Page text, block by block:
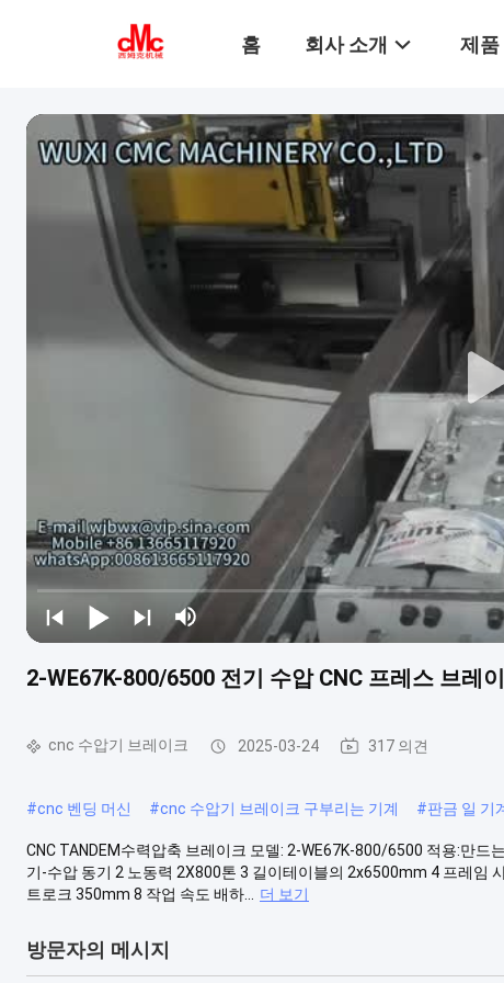
홈 회사 소개 제품
2-WE67K-800/6500 전기 수압 CNC 프레스 브레
cnc 수압기 브레이크 2025-03-24 317 의견
#cnc 벤딩 머신 #cnc 수압기 브레이크 구부리는 기계 #판금 일 기
CNC TANDEM수력압축 브레이크 모델: 2-WE67K-800/6500 적용:만드
기-수압 동기 2 노동력 2X800톤 3 길이테이블의 2x6500mm 4 프레임
트로크 350mm 8 작업 속도 배하...
더 보기
방문자의 메시지